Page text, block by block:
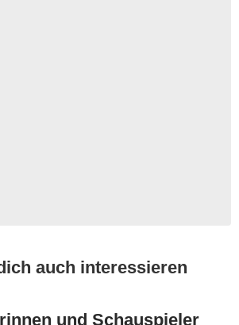
auch interessieren
und Schauspieler